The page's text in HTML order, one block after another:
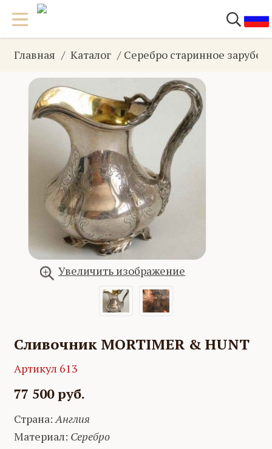
Главная Каталог Серебро старинное
Увеличить изображение
Сливочник MORTIMER & HUNT
Артикул 613
77 500 руб.
Страна:Англия
Материал: Серебро